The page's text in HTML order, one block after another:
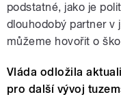
podstatné, jako je
dlouhodobý partner v
můžeme hovořit o
Vláda odložila
pro další vývoj